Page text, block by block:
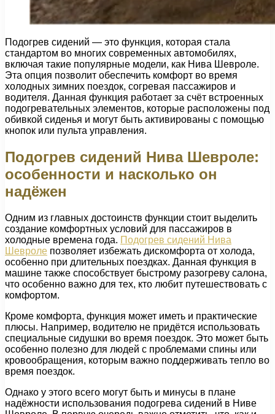
Подогрев сидений — это функция, которая стала
стандартом во многих современных автомобилях,
включая такие популярные модели, как Нива Шевроле.
Эта опция позволит обеспечить комфорт во время
холодных зимних поездок, согревая пассажиров и
водителя. Данная функция работает за счёт встроенных
подогревательных элементов, которые расположены под
обивкой сиденья и могут быть активированы с помощью
кнопок или пульта управления.
Подогрев сидений Нива Шевроле:
особенности и насколько он
надёжен
Одним из главных достоинств функции стоит выделить
создание комфортных условий для пассажиров в
холодные времена года. Подогрев сидений Нива
Шевроле позволяет избежать дискомфорта от холода,
особенно при длительных поездках. Данная функция в
машине также способствует быстрому разогреву салона,
что особенно важно для тех, кто любит путешествовать с
комфортом.
Кроме комфорта, функция может иметь и практические
плюсы. Например, водителю не придётся использовать
специальные сидушки во время поездок. Это может быть
особенно полезно для людей с проблемами спины или
кровообращения, которым важно поддерживать тепло во
время поездок.
Однако у этого всего могут быть и минусы в плане
надёжности использования подогрева сидений в Ниве